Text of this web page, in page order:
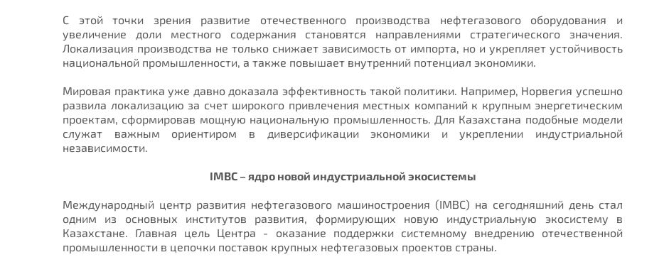
С этой точки зрения развитие отечественного производства нефтегазового оборудования и
увеличение доли местного содержания становятся направлениями стратегического значения.
Локализация производства не только снижает зависимость от импорта, но и укрепляет устойчивость
национальной промышленности, а также повышает внутренний потенциал экономики.
Мировая практика уже давно доказала эффективность такой политики. Например, Норвегия успешно
развила локализацию за счет широкого привлечения местных компаний к крупным энергетическим
проектам, сформировав мощную национальную промышленность. Для Казахстана подобные модели
служат важным ориентиром в диверсификации экономики и укреплении индустриальной
независимости.
IMBC – ядро новой индустриальной экосистемы
Международный центр развития нефтегазового машиностроения (IMBC) на сегодняшний день стал
одним из основных институтов развития, формирующих новую индустриальную экосистему в
Казахстане. Главная цель Центра - оказание поддержки системному внедрению отечественной
промышленности в цепочки поставок крупных нефтегазовых проектов страны.